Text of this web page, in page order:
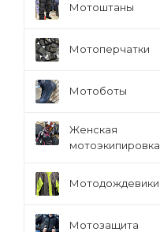
Мотоштаны
Мотоперчатки
Мотоботы
Женская
мотоэкипировка
Мотодождевики
Мотозащита